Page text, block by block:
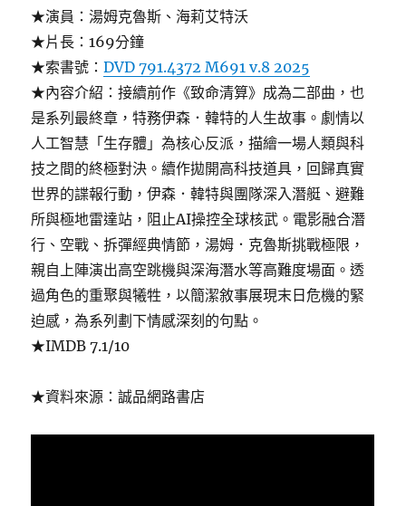
★演員：湯姆克魯斯、海莉艾特沃
★片長：169分鐘
★索書號：DVD 791.4372 M691 v.8 2025
★內容介紹：接續前作《致命清算》成為二部曲，也
是系列最終章，特務伊森．韓特的人生故事。劇情以
人工智慧「生存體」為核心反派，描繪一場人類與科
技之間的終極對決。續作拋開高科技道具，回歸真實
世界的諜報行動，伊森．韓特與團隊深入潛艇、避難
所與極地雷達站，阻止AI操控全球核武。電影融合潛
行、空戰、拆彈經典情節，湯姆．克魯斯挑戰極限，
親自上陣演出高空跳機與深海潛水等高難度場面。透
過角色的重聚與犧牲，以簡潔敘事展現末日危機的緊
迫感，為系列劃下情感深刻的句點。
★IMDB 7.1/10
★資料來源：誠品網路書店